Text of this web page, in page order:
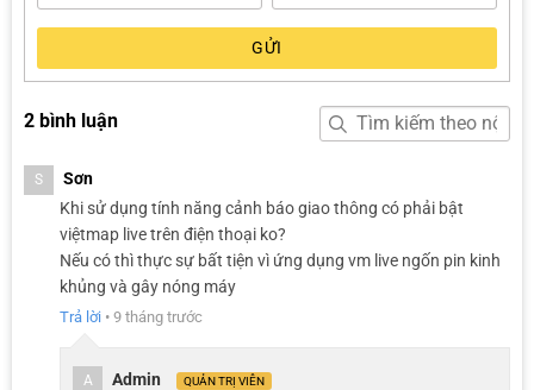
GỬI
2 bình luận
S
Sơn
Khi sử dụng tính năng cảnh báo giao thông có phải bật
việtmap live trên điện thoại ko?
Nếu có thì thực sự bất tiện vì ứng dụng vm live ngốn pin kinh
khủng và gây nóng máy
Trả lời • 9 tháng trước
A Admin QUẢN TRỊ VIÊN